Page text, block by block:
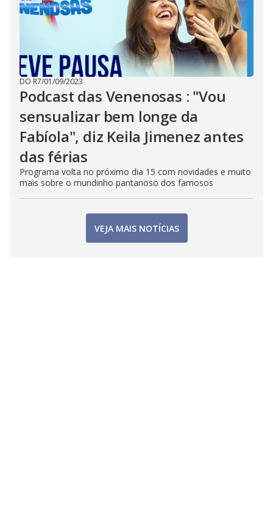
DO R7/01/09/2023
Podcast das Venenosas : "Vou
sensualizar bem longe da
Fabíola", diz Keila Jimenez antes
das férias
Programa volta no próximo dia 15 com novidades e muito
mais sobre o mundinho pantanoso dos famosos
VEJA MAIS NOTÍCIAS